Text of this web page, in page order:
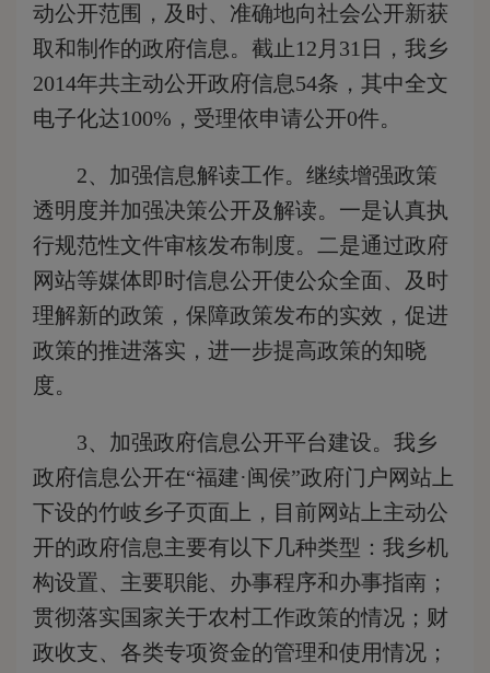
动公开范围，及时、准确地向社会公开新获
取和制作的政府信息。截止12月31日，我乡
2014年共主动公开政府信息54条，其中全文
电子化达100%，受理依申请公开0件。
2、加强信息解读工作。继续增强政策
透明度并加强决策公开及解读。一是认真执
行规范性文件审核发布制度。二是通过政府
网站等媒体即时信息公开使公众全面、及时
理解新的政策，保障政策发布的实效，促进
政策的推进落实，进一步提高政策的知晓
度。
3、加强政府信息公开平台建设。我乡
政府信息公开在“福建·闽侯”政府门户网站上
下设的竹岐乡子页面上，目前网站上主动公
开的政府信息主要有以下几种类型：我乡机
构设置、主要职能、办事程序和办事指南；
贯彻落实国家关于农村工作政策的情况；财
政收支、各类专项资金的管理和使用情况；